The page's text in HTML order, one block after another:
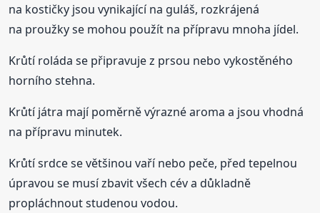
na kostičky jsou vynikající na guláš, rozkrájená
na proužky se mohou použít na přípravu mnoha jídel.
Krůtí roláda se připravuje z prsou nebo vykostěného
horního stehna.
Krůtí játra mají poměrně výrazné aroma a jsou vhodná
na přípravu minutek.
Krůtí srdce se většinou vaří nebo peče, před tepelnou
úpravou se musí zbavit všech cév a důkladně
propláchnout studenou vodou.